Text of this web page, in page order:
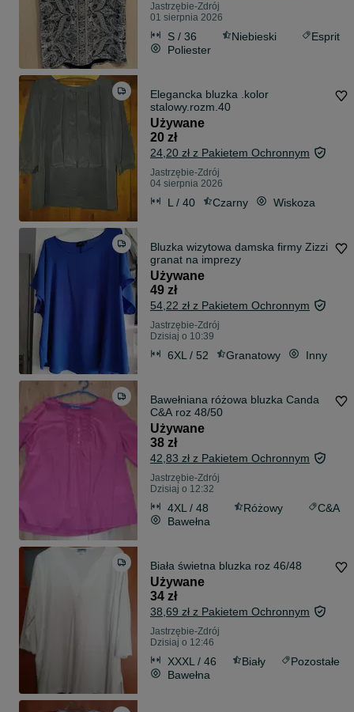
Jastrzębie-Zdrój
01 sierpnia 2026
S / 36 Niebieski
Esprit
Poliester
Elegancka bluzka .kolor
stalowy.rozm.40
Używane
20 zł
24,20 zł z Pakietem Ochronnym
Jastrzębie-Zdrój
04 sierpnia 2026
L / 40 Czarny Wiskoza
Bluzka wizytowa damska firmy Zizzi
granat na imprezy
Używane
49 zł
54,22 zł z Pakietem Ochronnym
Jastrzębie-Zdrój
Dzisiaj o 10:39
6XL / 52 Granatowy Inny
Bawełniana różowa bluzka Canda
C&A roz 48/50
Używane
38 zł
42,83 zł z Pakietem Ochronnym
Jastrzębie-Zdrój
Dzisiaj o 12:32
4XL / 48 Różowy
C&A
Bawełna
Biała świetna bluzka roz 46/48
Używane
34 zł
38,69 zł z Pakietem Ochronnym
Jastrzębie-Zdrój
Dzisiaj o 12:46
XXXL / 46 Biały
Pozostałe
Bawełna